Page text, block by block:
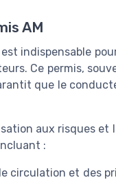
AM
indispensable
Ce permis,
que le
aux risques et
:
circulation et des